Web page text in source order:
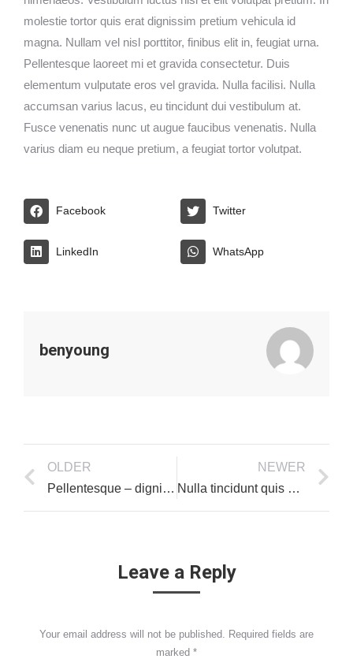
molestie tortor quis erat dignissim pretium vehicula id
magna. Nullam vel nisl porttitor, finibus elit in, feugiat urna.
Pellentesque laoreet mi et gravida consectetur. Duis
elementum vulputate eros vel gravida. Nulla facilisi. Nulla
accumsan varius lacus, eu tincidunt dui vestibulum at.
Fusce venenatis nunc ut augue faucibus venenatis. Nulla
varius diam eu neque pretium, a feugiat tortor volutpat.
Facebook Twitter
LinkedIn WhatsApp
benyoung
OLDER
Pellentesque – dignissim dui ac dolor convallis
NEWER
Nulla tincidunt quis sem
Leave a Reply
Your email address will not be published. Required fields are
marked *